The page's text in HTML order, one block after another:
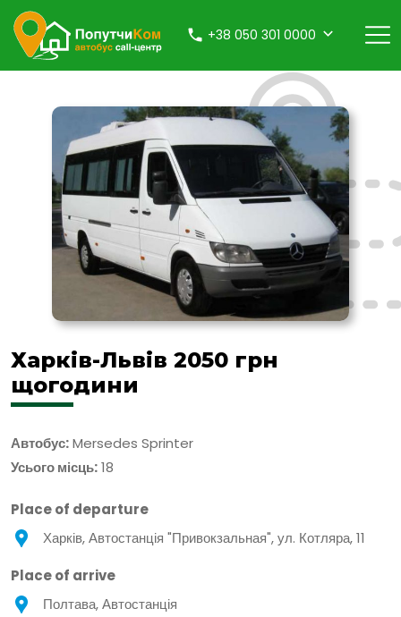
+38 050 301 0000
Харків-Львів 2050 грн
щогодини
Автобус:Mersedes Sprinter
Усього місць:18
Place of departure
Харків, Автостанція "Привокзальная", ул. Котляра, 11
Place of arrive
Полтава, Автостанція